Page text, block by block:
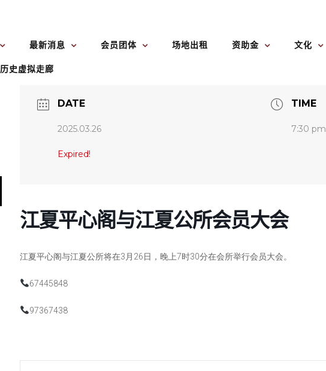
最新消息 会员团体 场地出租 资助金 文化
历史虚拟走廊
DATE
2025.03.26
Expired!
TIME
7:30 pm
江夏平心阁与江夏公所会员大会
江夏平心阁与江夏公所将在3月26日 ， 晚上7时30分在会所举行会员大会。
67445848
97367438